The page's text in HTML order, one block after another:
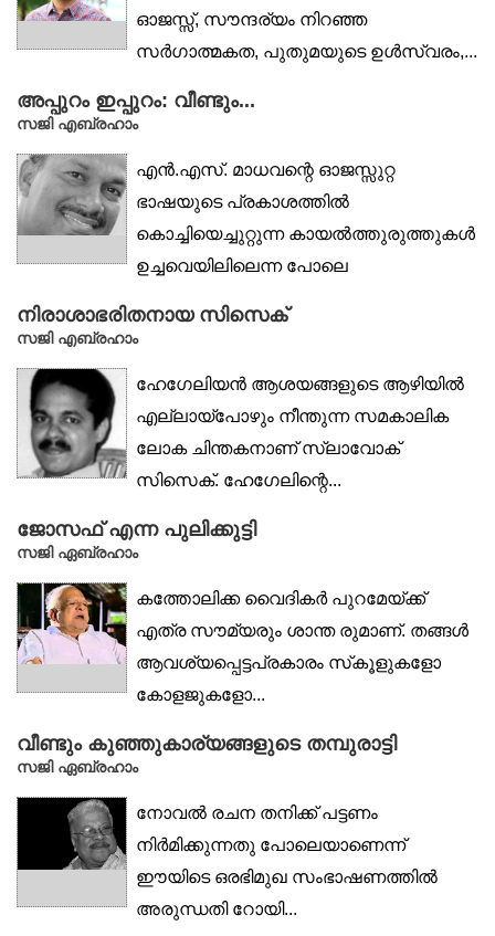
ഓജസ്സ്, സൗന്ദര്യം നിറഞ്ഞ
സർഗാത്മകത, പുതുമയുടെ ഉൾസ്വരം,...
അപ്പുറം ഇപ്പുറം: വീണ്ടും...
സജി എബ്രഹാം
എൻ.എസ്. മാധവന്റെ ഓജസ്സുറ്റ
ഭാഷയുടെ പ്രകാശത്തിൽ
കൊച്ചിയെച്ചുറ്റുന്ന കായൽത്തുരുത്തുകൾ
ഉച്ചവെയിലിലെന്ന പോലെ
നിരാശാഭരിതനായ സിസെക്
സജി എബ്രഹാം
ഹേഗേലിയൻ ആശയങ്ങളുടെ ആഴിയിൽ
എല്ലായ്‌പോഴും നീന്തുന്ന സമകാലിക
ലോക ചിന്തകനാണ് സ്ലാവോക്
സിസെക്. ഹേഗേലിന്റെ...
ജോസഫ് എന്ന പുലിക്കുട്ടി
സജി ഏബ്രഹാം
കത്തോലിക്ക വൈദികർ പുറമേയ്ക്ക്
എത്ര സൗമ്യരും ശാന്ത രുമാണ്. തങ്ങൾ
ആവശ്യപ്പെട്ടപ്രകാരം സ്‌കൂളുകളോ
കോളജുകളോ...
വീണ്ടും കുഞ്ഞുകാര്യങ്ങളുടെ തമ്പുരാട്ടി
സജി ഏബ്രഹാം
നോവൽ രചന തനിക്ക് പട്ടണം
നിർമിക്കുന്നതു പോലെയാണെന്ന്
ഈയിടെ ഒരഭിമുഖ സംഭാഷണത്തിൽ
അരുന്ധതി റോയി...